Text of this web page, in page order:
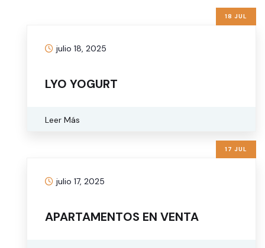
18 JUL
julio 18, 2025
LYO YOGURT
Leer Más
17 JUL
julio 17, 2025
APARTAMENTOS EN VENTA